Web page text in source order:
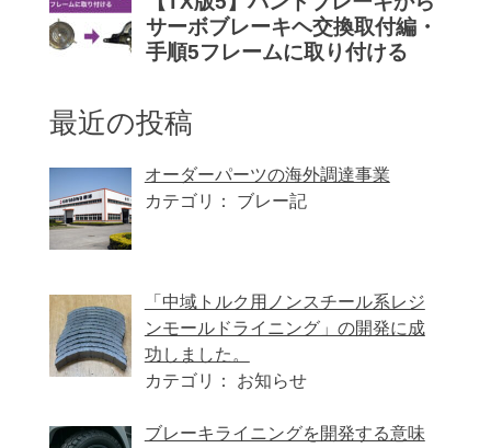
最近の投稿
オーダーパーツの海外調達事業
カテゴリ： ブレー記
「中域トルク用ノンスチール系レジ
ンモールドライニング」の開発に成
功しました。
カテゴリ： お知らせ
ブレーキライニングを開発する意味